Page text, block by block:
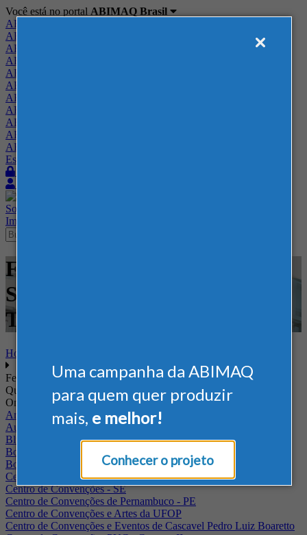
Uma campanha da ABIMAQ
para quem quer produzir
mais, e melhor!
Conhecer o projeto
Você está no portal ABIMAQ Brasil
ABIMAQ Brasil
ABIMAQ Minas Gerais
ABIMAQ Norte-Nordeste
ABIMAQ Paraná
ABIMAQ Piracicaba
ABIMAQ Ribeirão Preto
ABIMAQ Rio de Janeiro
ABIMAQ Rio Grande do Sul
ABIMAQ Santa Catarina
ABIMAQ São Paulo
ABIMAQ Vale do Paraíba
Escritório de Relações Governamentais
Sobre
Imprensa
Feiras - Expo Center Norte -
SP - Feira Internacional -
Têxtil
Home
Feiras
Quando
Onde
Arena Jaguariuna
Auditório Albano Franco - FIEPA
Blumenau - SC
BolognaFiere
Boulevard Olimpico - RJ
Centro Internacional de Convenções do Brasil, em Brasília
Centro de Convenções - SE
Centro de Convenções de Pernambuco - PE
Centro de Convenções e Artes da UFOP
Centro de Convenções e Eventos de Cascavel Pedro Luiz Boaretto